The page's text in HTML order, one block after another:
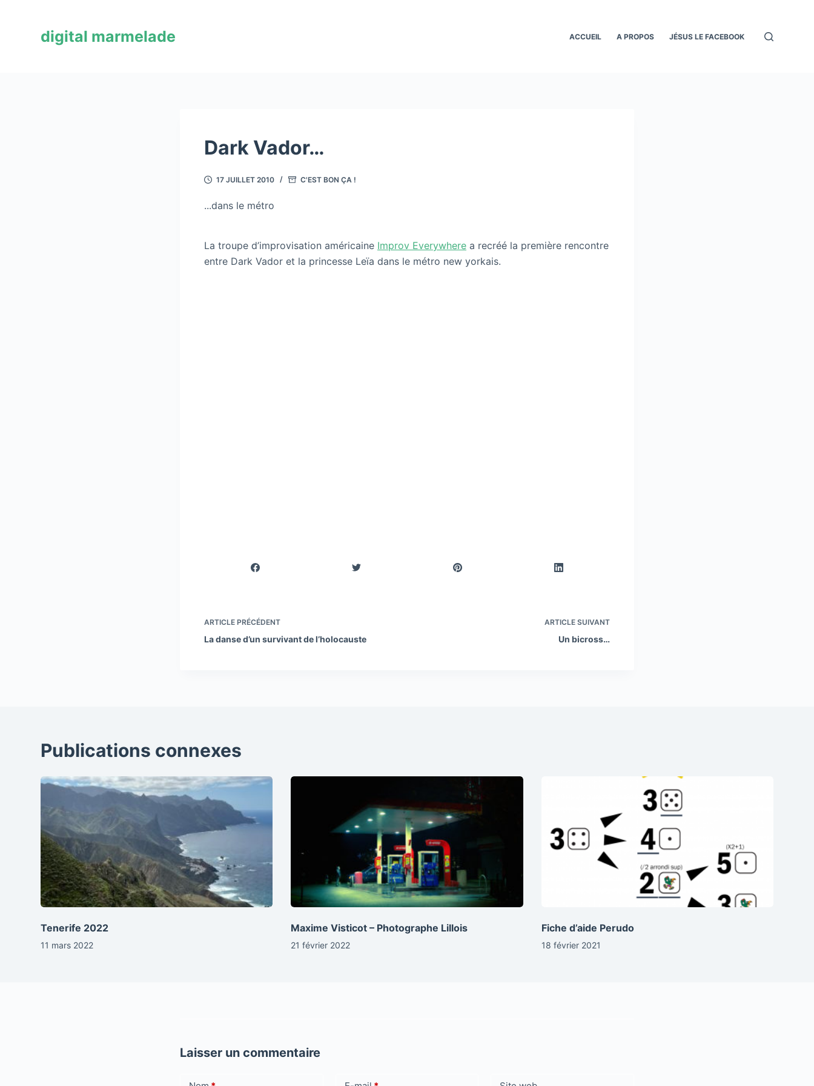
digital marmelade ACCUEIL A PROPOS JÉSUS LE FACEBOOK
Dark Vador…
17 JUILLET 2010 C'EST BON ÇA !
...dans le métro
La troupe d’improvisation américaine Improv Everywhere a recréé la première rencontre
entre Dark Vador et la princesse Leïa dans le métro new yorkais.
ARTICLE PRÉCÉDENT
La danse d’un survivant de l’holocauste
ARTICLE SUIVANT
Un bicross…
Publications connexes
Tenerife 2022
11 mars 2022
Maxime Visticot – Photographe Lillois
21 février 2022
Fiche d’aide Perudo
18 février 2021
Laisser un commentaire